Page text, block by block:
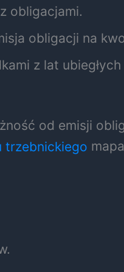
obligacjami.
obligacji na
z lat ubiegłych
od emisji